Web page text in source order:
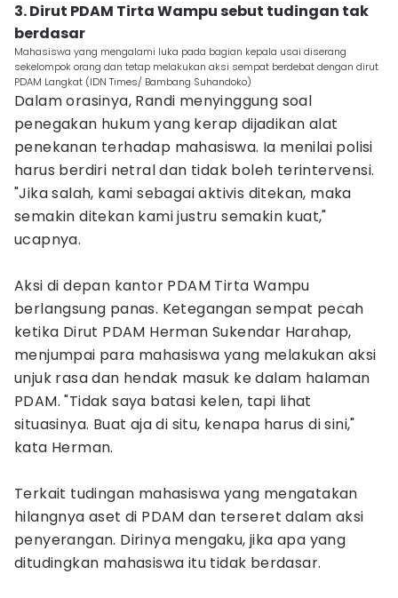
3. Dirut PDAM Tirta Wampu sebut tudingan tak
berdasar
Mahasiswa yang mengalami luka pada bagian kepala usai diserang
sekelompok orang dan tetap melakukan aksi sempat berdebat dengan dirut
PDAM Langkat (IDN Times/ Bambang Suhandoko)
Dalam orasinya, Randi menyinggung soal
penegakan hukum yang kerap dijadikan alat
penekanan terhadap mahasiswa. Ia menilai polisi
harus berdiri netral dan tidak boleh terintervensi.
"Jika salah, kami sebagai aktivis ditekan, maka
semakin ditekan kami justru semakin kuat,"
ucapnya.
Aksi di depan kantor PDAM Tirta Wampu
berlangsung panas. Ketegangan sempat pecah
ketika Dirut PDAM Herman Sukendar Harahap,
menjumpai para mahasiswa yang melakukan aksi
unjuk rasa dan hendak masuk ke dalam halaman
PDAM. "Tidak saya batasi kelen, tapi lihat
situasinya. Buat aja di situ, kenapa harus di sini,"
kata Herman.
Terkait tudingan mahasiswa yang mengatakan
hilangnya aset di PDAM dan terseret dalam aksi
penyerangan. Dirinya mengaku, jika apa yang
ditudingkan mahasiswa itu tidak berdasar.